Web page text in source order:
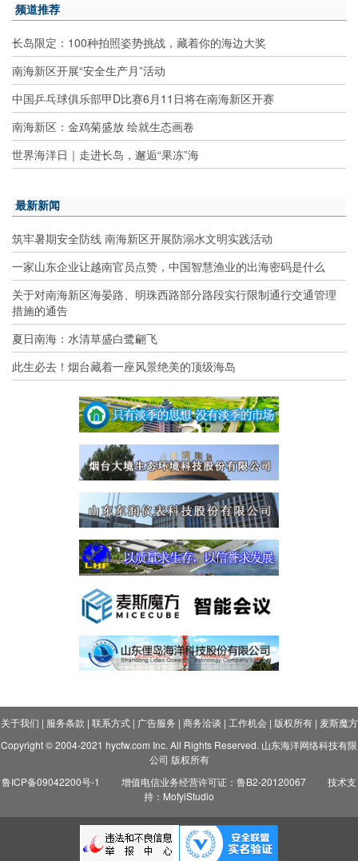
频道推荐
长岛限定：100种拍照姿势挑战，藏着你的海边大奖
南海新区开展“安全生产月”活动
中国乒乓球俱乐部甲D比赛6月11日将在南海新区开赛
南海新区：金鸡菊盛放 绘就生态画卷
世界海洋日｜走进长岛，邂逅“果冻”海
最新新闻
筑牢暑期安全防线 南海新区开展防溺水文明实践活动
一家山东企业让越南官员点赞，中国智慧渔业的出海密码是什么
关于对南海新区海晏路、明珠西路部分路段实行限制通行交通管理
措施的通告
夏日南海：水清草盛白鹭翩飞
此生必去！烟台藏着一座风景绝美的顶级海岛
关于我们 | 服务条款 | 联系方式| 广告服务 | 商务洽谈 | 工作机会| 版权所有| 麦斯魔方
Copyright © 2004-2021 hycfw.com Inc. All Rights Reserved. 山东海洋网络科技有限
公司 版权所有
鲁ICP备09042200号-1
增值电信业务经营许可证：鲁B2-20120067
技术支
持：MofyiStudio